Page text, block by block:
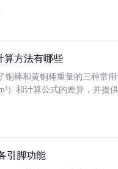
算方法有哪些
铜棒和黄铜棒重量的三种常
）和计算公式的差异，并提
引脚功能